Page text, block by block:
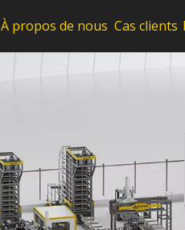
À propos de nous Cas clients